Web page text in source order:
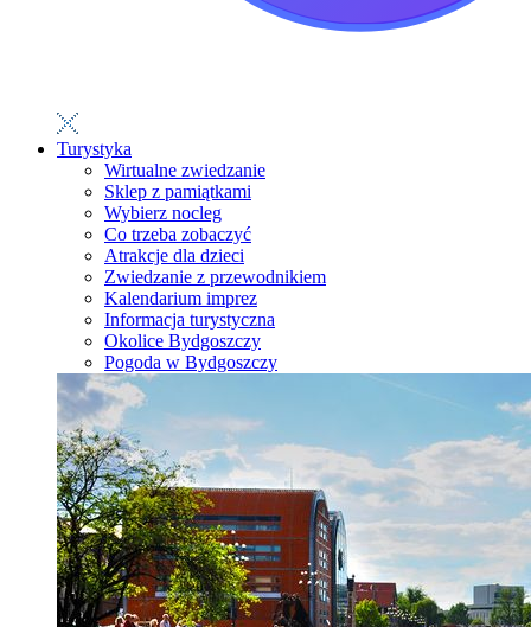
Turystyka
Wirtualne zwiedzanie
Sklep z pamiątkami
Wybierz nocleg
Co trzeba zobaczyć
Atrakcje dla dzieci
Zwiedzanie z przewodnikiem
Kalendarium imprez
Informacja turystyczna
Okolice Bydgoszczy
Pogoda w Bydgoszczy